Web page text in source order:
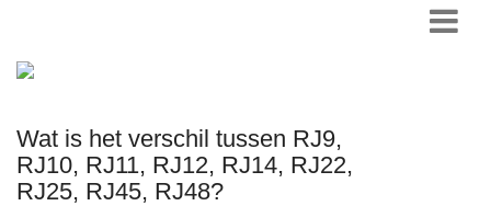
Wat is het verschil tussen RJ9,
RJ10, RJ11, RJ12, RJ14, RJ22,
RJ25, RJ45, RJ48?